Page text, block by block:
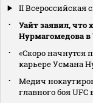
II Всероссийская
Уайт заявил, что
Нурмагомедова в
«Скоро начнутся
карьере Усмана
Медич
главного боя UFC